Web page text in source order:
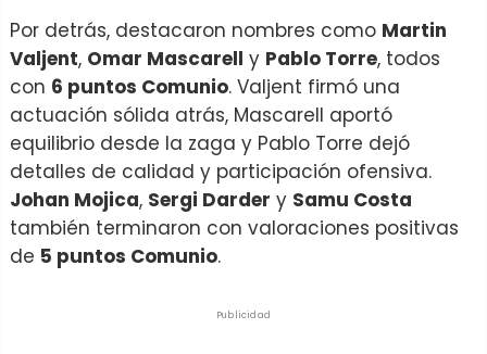
Por detrás, destacaron nombres como Martin
Valjent, Omar Mascarell y Pablo Torre, todos
con 6 puntos Comunio. Valjent firmó una
actuación sólida atrás, Mascarell aportó
equilibrio desde la zaga y Pablo Torre dejó
detalles de calidad y participación ofensiva.
Johan Mojica, Sergi Darder y Samu Costa
también terminaron con valoraciones positivas
de 5 puntos Comunio.
Publicidad